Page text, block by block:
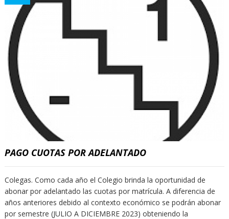
PAGO CUOTAS POR ADELANTADO
Colegas. Como cada año el Colegio brinda la oportunidad de
abonar por adelantado las cuotas por matrícula. A diferencia de
años anteriores debido al contexto económico se podrán abonar
por semestre (JULIO A DICIEMBRE 2023) obteniendo la